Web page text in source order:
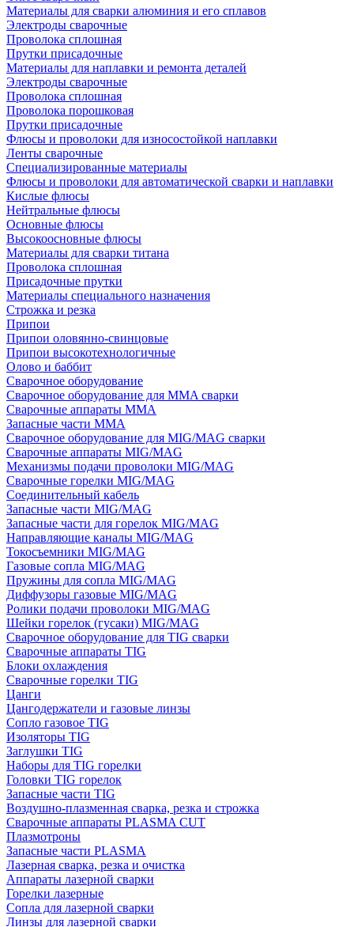
Материалы для сварки алюминия и его сплавов
Электроды сварочные
Проволока сплошная
Прутки присадочные
Материалы для наплавки и ремонта деталей
Электроды сварочные
Проволока сплошная
Проволока порошковая
Прутки присадочные
Флюсы и проволоки для износостойкой наплавки
Ленты сварочные
Специализированные материалы
Флюсы и проволоки для автоматической сварки и наплавки
Кислые флюсы
Нейтральные флюсы
Основные флюсы
Высокоосновные флюсы
Материалы для сварки титана
Проволока сплошная
Присадочные прутки
Материалы специального назначения
Строжка и резка
Припои
Припои оловянно-свинцовые
Припои высокотехнологичные
Олово и баббит
Сварочное оборудование
Сварочное оборудование для MMA сварки
Сварочные аппараты MMA
Запасные части MMA
Сварочное оборудование для MIG/MAG сварки
Сварочные аппараты MIG/MAG
Механизмы подачи проволоки MIG/MAG
Сварочные горелки MIG/MAG
Соединительный кабель
Запасные части MIG/MAG
Запасные части для горелок MIG/MAG
Направляющие каналы MIG/MAG
Токосъемники MIG/MAG
Газовые сопла MIG/MAG
Пружины для сопла MIG/MAG
Диффузоры газовые MIG/MAG
Ролики подачи проволоки MIG/MAG
Шейки горелок (гусаки) MIG/MAG
Сварочное оборудование для TIG сварки
Сварочные аппараты TIG
Блоки охлаждения
Сварочные горелки TIG
Цанги
Цангодержатели и газовые линзы
Сопло газовое TIG
Изоляторы TIG
Заглушки TIG
Наборы для TIG горелки
Головки TIG горелок
Запасные части TIG
Воздушно-плазменная сварка, резка и строжка
Сварочные аппараты PLASMA CUT
Плазмотроны
Запасные части PLASMA
Лазерная сварка, резка и очистка
Аппараты лазерной сварки
Горелки лазерные
Сопла для лазерной сварки
Линзы для лазерной сварки